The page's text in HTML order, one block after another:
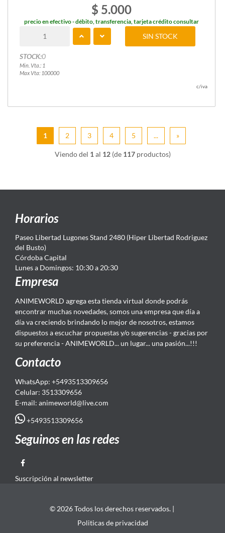
$ 5.000
precio en efectivo - débito, transferencia, tarjeta crédito consultar
STOCK:0
Min. Vta.: 1
Max Vta: 100000
SIN STOCK
c/iva
1 2 3 4 5 ... »
Viendo del 1 al 12(de 117productos)
Horarios
Paseo Libertad Lugones Stand 2480 (Hiper Libertad Rodriguez
del Busto)
Córdoba Capital
Lunes a Domingos: 10:30 a 20:30
Empresa
ANIMEWORLD agrega esta tienda virtual donde podrás
encontrar muchas novedades, somos una empresa que día a
día va creciendo brindando lo mejor de nosotros, estamos
dispuestos a escuchar propuestas y/o sugerencias - gracias por
su preferencia - ANIMEWORLD... un lugar... una pasión...!!!
Contacto
WhatsApp: +5493513309656
Celular: 3513309656
E-mail: animeworld@live.com
+5493513309656
Seguinos en las redes
Suscripción al newsletter
© 2026 Todos los derechos reservados. |
Politicas de privacidad